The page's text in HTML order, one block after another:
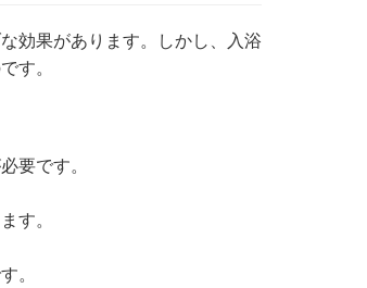
効果があります。しかし、入浴
す。
要です。
す。
。